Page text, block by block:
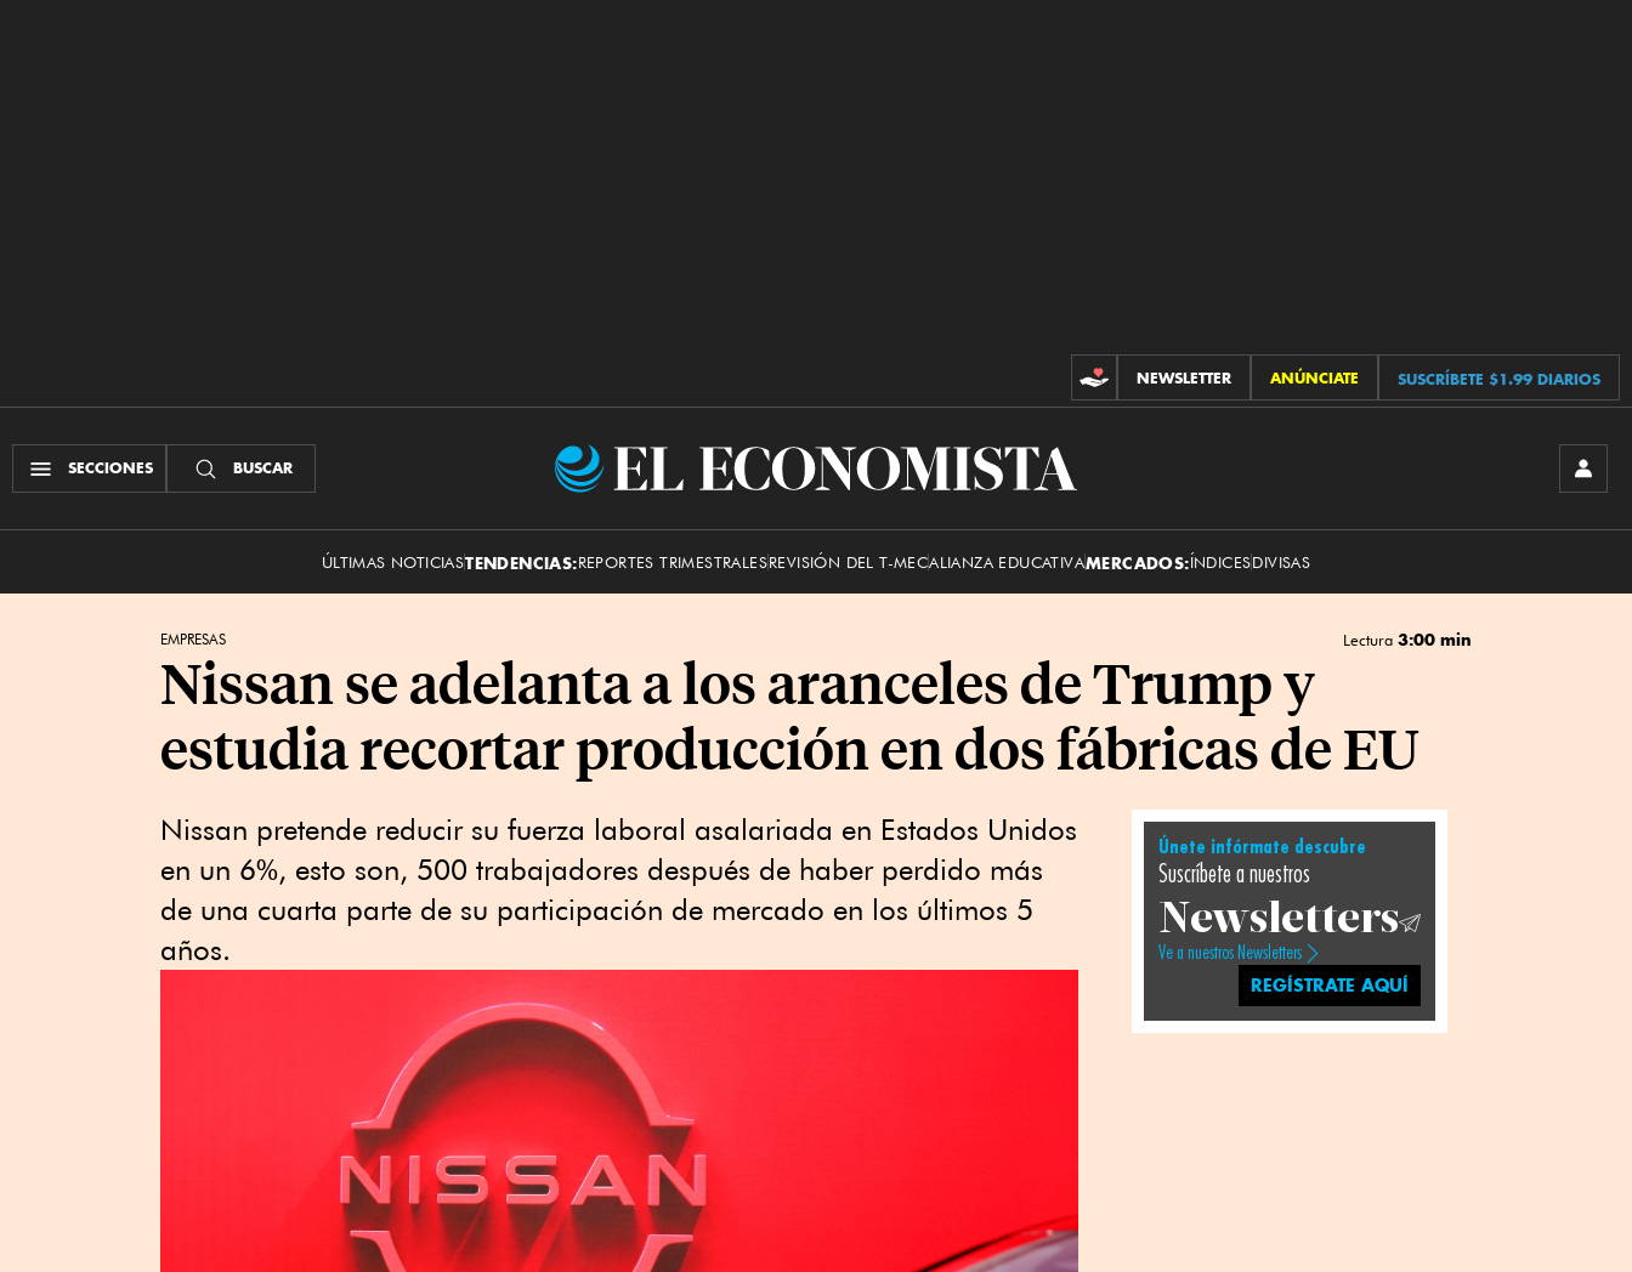
CONTRIBUCIONES
NEWSLETTER ANÚNCIATE SUSCRÍBETE $1.99 DIARIOS
SECCIONES BUSCAR
El
ÚLTIMAS NOTICIASTENDENCIAS:REPORTES TRIMESTRALESREVISIÓN DEL T-MECALIANZA EDUCATIVAMERCADOS:ÍNDICESDIVISAS
EMPRESAS Lectura 3:00 min
Nissan se adelanta a los aranceles de Trump y
estudia recortar producción en dos fábricas de EU
Nissan pretende reducir su fuerza laboral asalariada en Estados Unidos
en un 6%, esto son, 500 trabajadores después de haber perdido más
de una cuarta parte de su participación de mercado en los últimos 5
años.
Únete infórmate descubre
Suscríbete a nuestros
Newsletters
Ve a nuestros Newsletters
REGÍSTRATE AQUÍ